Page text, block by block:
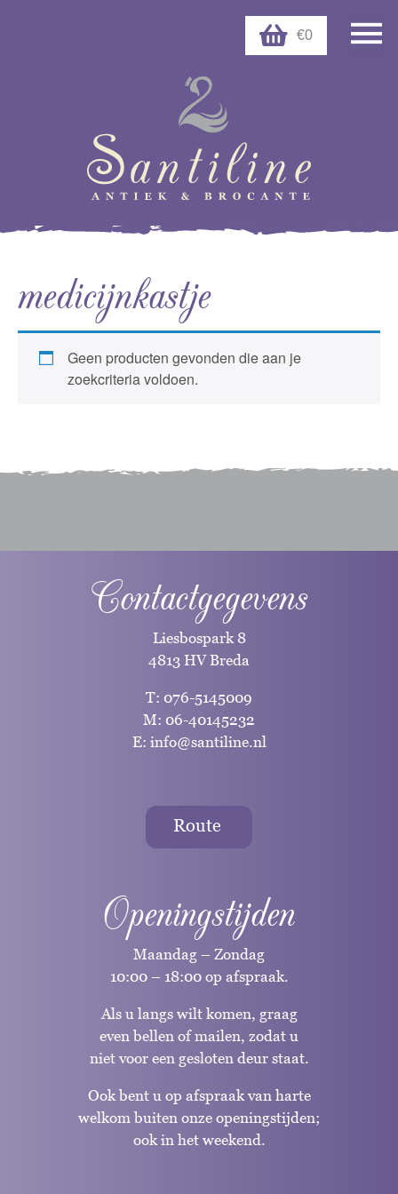
€0
medicijnkastje
Geen producten gevonden die aan je
zoekcriteria voldoen.
Contactgegevens
Liesbospark 8
4813 HV Breda
T: 076-5145009
M: 06-40145232
E: info@santiline.nl
Route
Openingstijden
Maandag – Zondag
10:00 – 18:00 op afspraak.
Als u langs wilt komen, graag
even bellen of mailen, zodat u
niet voor een gesloten deur staat.
Ook bent u op afspraak van harte
welkom buiten onze openingstijden;
ook in het weekend.